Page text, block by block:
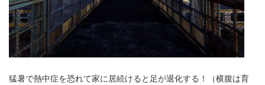
猛暑で熱中症を恐れて家に居続けると足が退化する！（横腹は育